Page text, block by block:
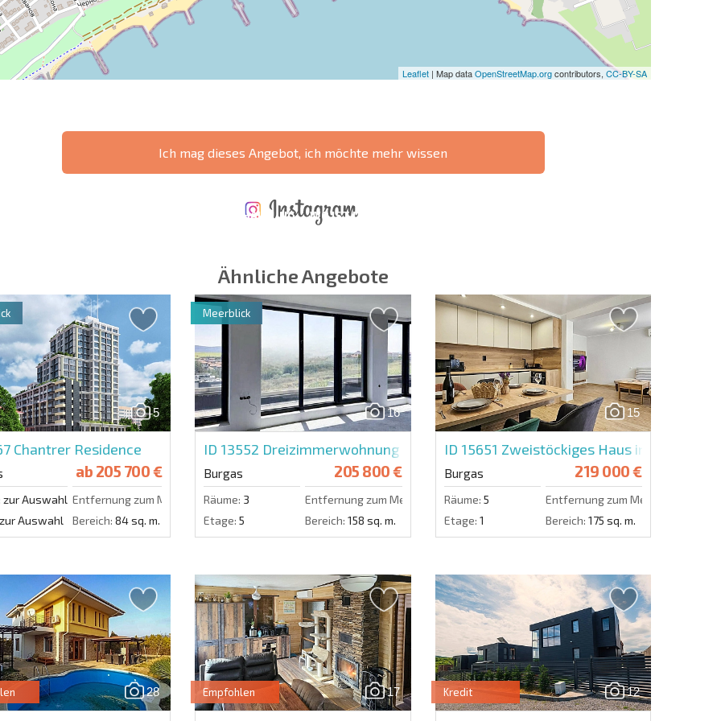
Leaflet | Map dataOpenStreetMap.orgcontributors, CC-BY-SA
Ich mag dieses Angebot, ich möchte mehr wissen
Felder
Newsletter abonnieren | Durch Anklicken des Buttons stimmen Sie der
Nutzung Ihrer Daten zu.
Eine Nachricht schicken
INSTANDHALTUNG
WO IST DIE 6%-
Ähnliche Angebote
5
Chantrer Residence
ab 205 700 €
zur Auswahl Entfernung zum Meer:
1000 m.
zur Auswahl Bereich: 84 sq. m.
16
ID 13552 Dreizimmerwohnung in Kraymorie
Burgas 205 800 €
Räume: 3 Entfernung zum Meer:
300 m.
Etage: 5 Bereich: 158 sq. m.
Meerblick
15
ID 15651 Zweistöckiges Haus in
Burgas 219 000 €
Räume: 5 Entfernung zum Meer:
Etage: 1 Bereich: 175 sq. m.
28 17
Empfohlen 12
Kredit